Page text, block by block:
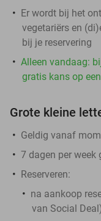
Er wordt bij het
vegetariërs en
bij je reservering
Alleen vandaag:
gratis kans op
Grote kleine
Geldig vanaf
7 dagen per week
Reserveren:
na aankoop
van Social